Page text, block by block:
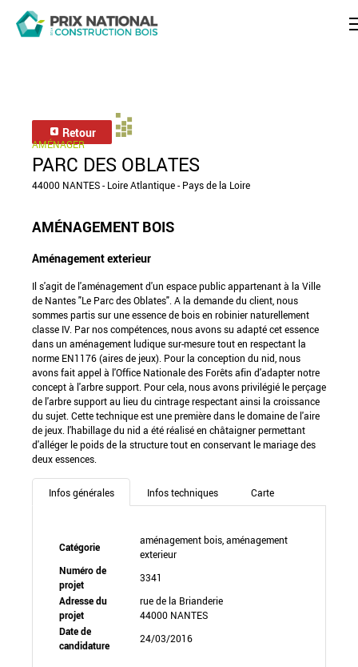
Retour
AMÉNAGER
PARC DES OBLATES
44000 NANTES - Loire Atlantique - Pays de la Loire
AMÉNAGEMENT BOIS
Aménagement exterieur
Il s'agit de l'aménagement d'un espace public appartenant à la Ville
de Nantes "Le Parc des Oblates". A la demande du client, nous
sommes partis sur une essence de bois en robinier naturellement
classe IV. Par nos compétences, nous avons su adapté cet essence
dans un aménagement ludique sur-mesure tout en respectant la
norme EN1176 (aires de jeux). Pour la conception du nid, nous
avons fait appel à l'Office Nationale des Forêts afin d'adapter notre
concept à l'arbre support. Pour cela, nous avons privilégié le perçage
de l'arbre support au lieu du cintrage respectant ainsi la croissance
du sujet. Cette technique est une première dans le domaine de l'aire
de jeux. l'habillage du nid a été réalisé en châtaigner permettant
d'alléger le poids de la structure tout en conservant le mariage des
deux essences.
Infos générales Infos techniques Carte
Catégorie
aménagement bois, aménagement
exterieur
Numéro de
projet
3341
Adresse du
projet
rue de la Brianderie
44000 NANTES
Date de
candidature
24/03/2016